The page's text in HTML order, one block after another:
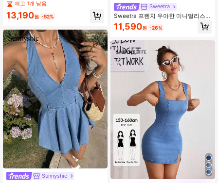
짧은 플로이 드레스
재고 1개 남음
13,190원 -52%
Sunnyshic
Sweetra
Sweetra 프렌치 우아한 미니멀리스트
레트로 시크 고지능 도시 모던 걸 Y2K
섹시 대담한 아방가르드 캐주얼 출퇴
버클 슬림핏 셔링 숏 데님 스커트 봄
여름 가을 겨울
11,590원 -26%